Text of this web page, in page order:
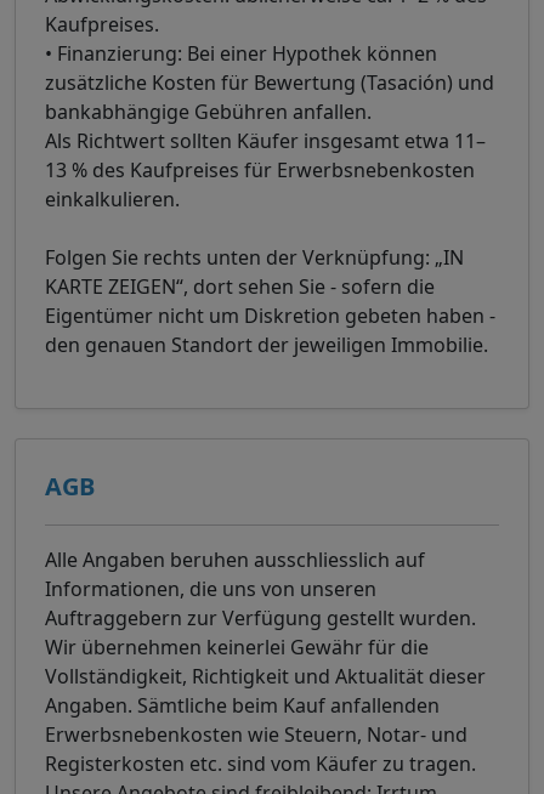
Kaufpreises.
• Finanzierung: Bei einer Hypothek können
zusätzliche Kosten für Bewertung (Tasación) und
bankabhängige Gebühren anfallen.
Als Richtwert sollten Käufer insgesamt etwa 11–
13 % des Kaufpreises für Erwerbsnebenkosten
einkalkulieren.
Folgen Sie rechts unten der Verknüpfung: „IN
KARTE ZEIGEN“, dort sehen Sie - sofern die
Eigentümer nicht um Diskretion gebeten haben -
den genauen Standort der jeweiligen Immobilie.
AGB
Alle Angaben beruhen ausschliesslich auf
Informationen, die uns von unseren
Auftraggebern zur Verfügung gestellt wurden.
Wir übernehmen keinerlei Gewähr für die
Vollständigkeit, Richtigkeit und Aktualität dieser
Angaben. Sämtliche beim Kauf anfallenden
Erwerbsnebenkosten wie Steuern, Notar- und
Registerkosten etc. sind vom Käufer zu tragen.